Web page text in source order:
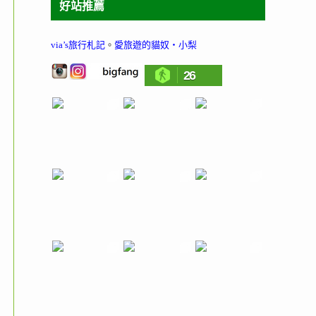
好站推薦
via’s旅行札記 。 愛旅遊的貓奴‧小梨
26